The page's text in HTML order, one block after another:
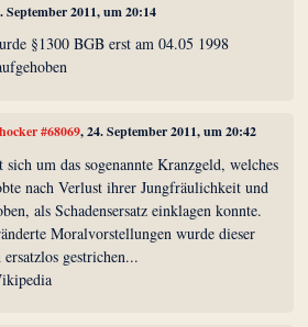
September 2011, um 20:14
§1300 BGB erst am 04.05 1998
#68069, 24. September 2011, um 20:42
sich um das sogenannte Kranzgeld, welches
nach Verlust ihrer Jungfräulichkeit und
als Schadensersatz einklagen konnte.
Moralvorstellungen wurde dieser
ersatzlos gestrichen...